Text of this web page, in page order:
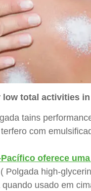
low total activities
tains
com
oferece
Polgada high-
usado em